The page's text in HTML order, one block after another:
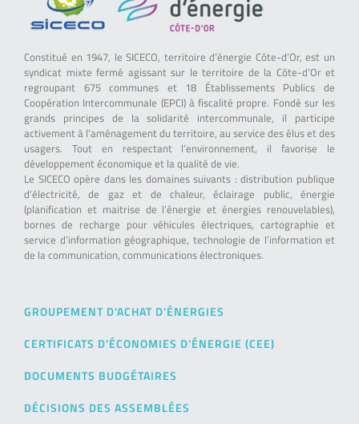
Constitué en 1947, le SICECO, territoire d’énergie Côte-d’Or, est un
syndicat mixte fermé agissant sur le territoire de la Côte-d’Or et
regroupant 675 communes et 18 Établissements Publics de
Coopération Intercommunale (EPCI) à fiscalité propre. Fondé sur les
grands principes de la solidarité intercommunale, il participe
activement à l’aménagement du territoire, au service des élus et des
usagers. Tout en respectant l’environnement, il favorise le
développement économique et la qualité de vie.
Le SICECO opère dans les domaines suivants : distribution publique
d’électricité, de gaz et de chaleur, éclairage public, énergie
(planification et maitrise de l’énergie et énergies renouvelables),
bornes de recharge pour véhicules électriques, cartographie et
service d’information géographique, technologie de l’information et
de la communication, communications électroniques.
GROUPEMENT D’ACHAT D’ÉNERGIES
CERTIFICATS D’ÉCONOMIES D’ÉNERGIE (CEE)
DOCUMENTS BUDGÉTAIRES
DÉCISIONS DES ASSEMBLÉES